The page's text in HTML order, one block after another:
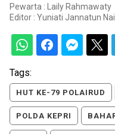
Pewarta : Laily Rahmawaty
Editor : Yuniati Jannatun
Tags:
HUT KE-79 POLAIRUD
POLDA KEPRI